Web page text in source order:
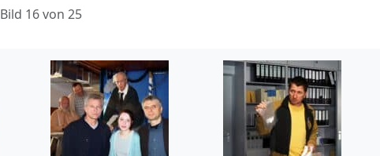
Bild 16 von 25